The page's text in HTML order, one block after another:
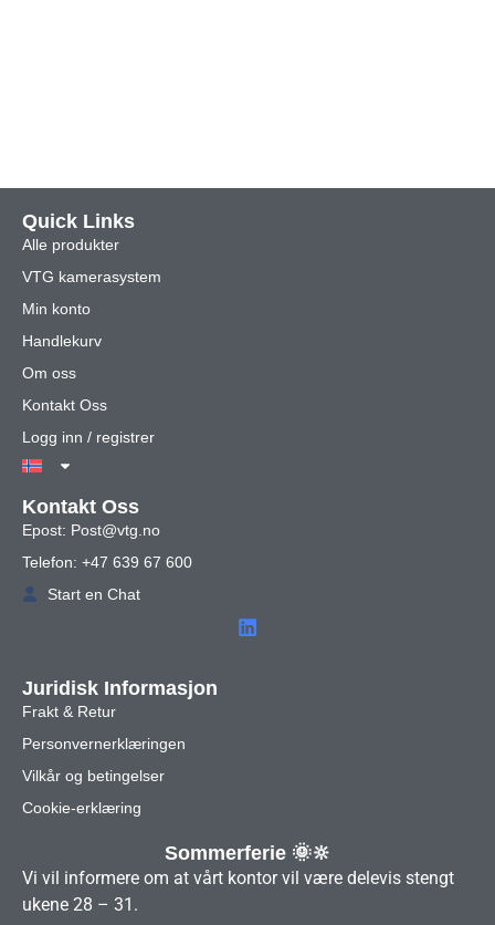
Quick Links
Alle produkter
VTG kamerasystem
Min konto
Handlekurv
Om oss
Kontakt Oss
Logg inn / registrer
Kontakt Oss
Epost: Post@vtg.no
Telefon: +47 639 67 600
Start en Chat
Juridisk Informasjon
Frakt & Retur
Personvernerklæringen
Vilkår og betingelser
Cookie-erklæring
Sommerferie 🌞🔆
Vi vil informere om at vårt kontor vil være delevis stengt
ukene 28 – 31.